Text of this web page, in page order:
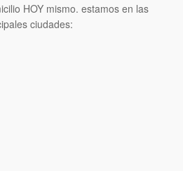
HOY mismo. estamos en las
ciudades: